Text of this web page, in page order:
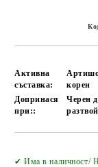
Активна
съставка:
корен
Допринася
при::
Черен
✔ Има в наличност/